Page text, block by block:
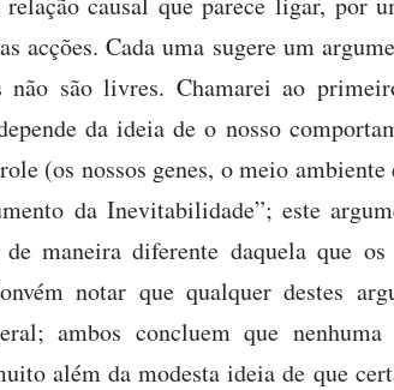
acções. Cada uma sugere um
não são livres. Chamarei ao
da ideia de o nosso
(os nossos genes, o meio
da Inevitabilidade”; este
maneira diferente daquela que os
notar que qualquer destes
ambos concluem que
além da modesta ideia de que